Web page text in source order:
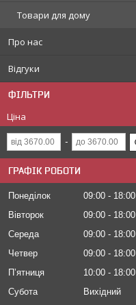
Товари для дому
Про нас
Відгуки
ФІЛЬТРИ
Ціна
ГРАФІК РОБОТИ
Понеділок 09:00
18:00
Вівторок
09:00
18:00
Середа
09:00
18:00
Четвер
09:00
18:00
Пʼятниця
10:00
18:00
Субота
Вихідний